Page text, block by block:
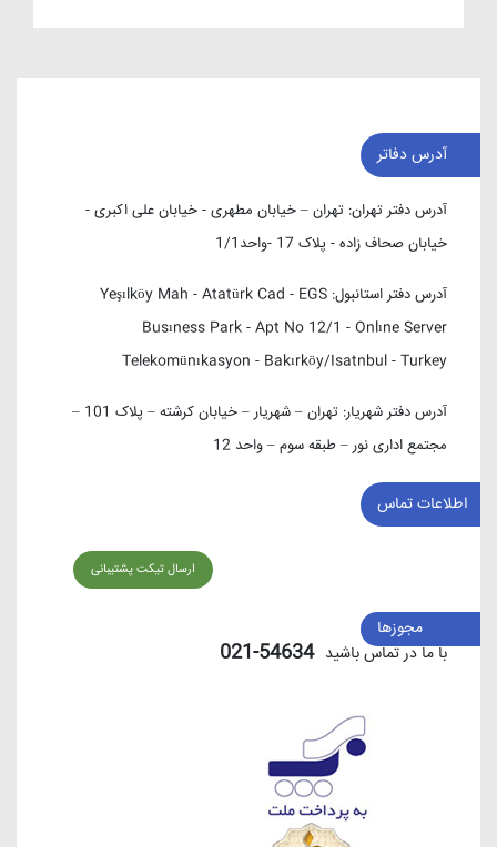
آدرس دفاتر
آدرس دفتر تهران: تهران – خیابان مطهری - خیابان علی اکبری -
خیابان صحاف زاده - پلاک 17 -واحد1/1
آدرس دفتر استانبول: Yeşılköy Mah - Atatürk Cad - EGS
Busıness Park - Apt No 12/1 - Onlıne Server
Telekomünıkasyon - Bakırköy/Isatnbul - Turkey
آدرس دفتر شهریار:
تهران – شهریار – خیابان کرشته – پلاک 101 –
مجتمع اداری نور – طبقه سوم – واحد 12
اطلاعات تماس
ارسال تیکت پشتیبانی
با ما در تماس باشید 54634-021
مجوزها